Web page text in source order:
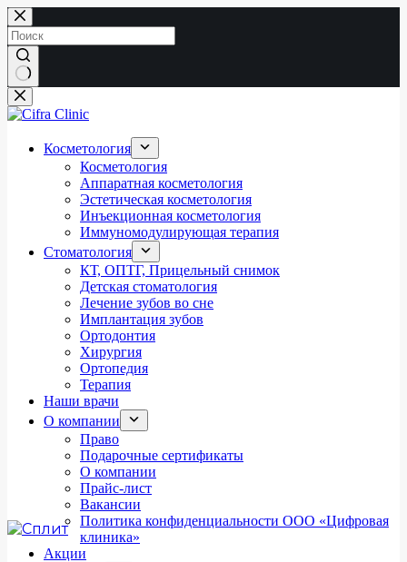
Перейти
к
сути
Ничего
не
Косметология
Косметология
Аппаратная косметология
Эстетическая косметология
Инъекционная косметология
Иммуномодулирующая терапия
Стоматология
КТ, ОПТГ, Прицельный снимок
Детская стоматология
Лечение зубов во сне
Имплантация зубов
Ортодонтия
Хирургия
Ортопедия
Терапия
Наши врачи
О компании
Право
Подарочные сертификаты
О компании
Прайс-лист
Вакансии
Политика конфиденциальности ООО «Цифровая
клиника»
Акции